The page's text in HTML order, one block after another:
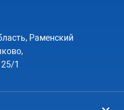
Раменский
1